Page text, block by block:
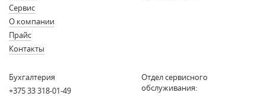
Сервис
О компании
Прайс
Контакты
Бухгалтерия
+375 33 318-01-49
Отдел сервисного
обслуживания: